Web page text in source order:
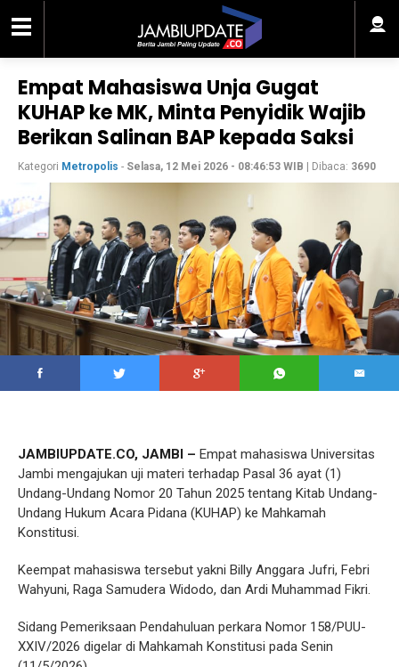
Empat Mahasiswa Unja Gugat
KUHAP ke MK, Minta Penyidik Wajib
Berikan Salinan BAP kepada Saksi
Kategori Metropolis - Selasa, 12 Mei 2026 - 08:46:53 WIB | Dibaca: 3690
JAMBIUPDATE.CO, JAMBI – Empat mahasiswa Universitas
Jambi mengajukan uji materi terhadap Pasal 36 ayat (1)
Undang-Undang Nomor 20 Tahun 2025 tentang Kitab Undang-
Undang Hukum Acara Pidana (KUHAP) ke Mahkamah
Konstitusi.
Keempat mahasiswa tersebut yakni Billy Anggara Jufri, Febri
Wahyuni, Raga Samudera Widodo, dan Ardi Muhammad Fikri.
Sidang Pemeriksaan Pendahuluan perkara Nomor 158/PUU-
XXIV/2026 digelar di Mahkamah Konstitusi pada Senin